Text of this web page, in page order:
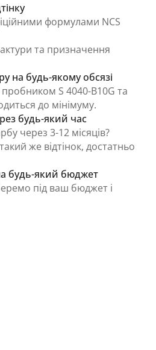
формулами NCS
та призначення
на будь-якому обсязі
пробником S 4040-B10G та
до мінімуму.
будь-який час
через 3-12 місяців?
же відтінок, достатньо
будь-який бюджет
під ваш бюджет і